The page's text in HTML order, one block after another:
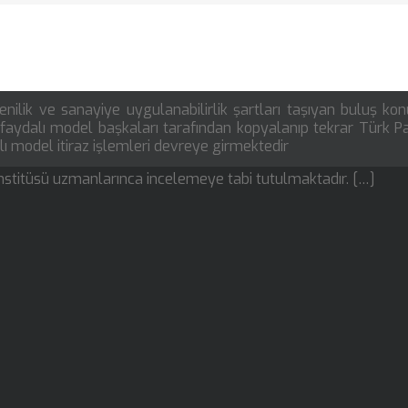
ve sanayiye uygulanabilirlik şartları taşıyan buluş
model başkaları tarafından kopyalanıp tekrar Türk
model itiraz işlemleri devreye girmektedir
uzmanlarınca incelemeye tabi tutulmaktadır. […]